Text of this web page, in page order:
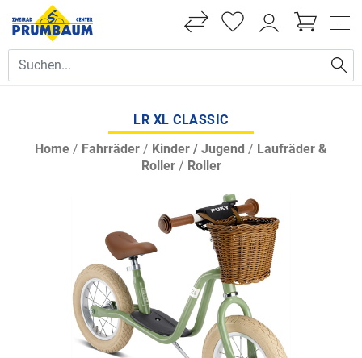
LR XL CLASSIC
Home / Fahrräder / Kinder / Jugend / Laufräder &
Roller/ Roller